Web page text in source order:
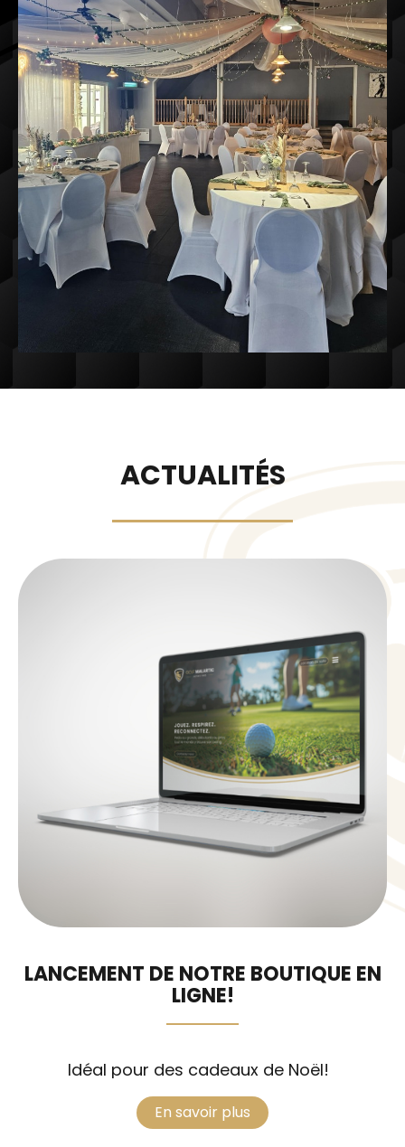
ACTUALITÉS
LANCEMENT DE NOTRE BOUTIQUE EN
LIGNE!
En savoir plus